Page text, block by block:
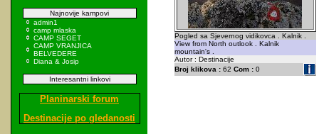
Najnovije kampovi
admin1
camp mlaska
CAMP SEGET
CAMP VRANJICA
BELVEDERE
Diana & Josip
Interesantni linkovi
Planinarski forum
Destinacije po gledanosti
Pogled sa Sjevernog vidikovca . Kalnik .
View from North outlook . Kalnik
mountain's .
Autor : Destinacije
Broj klikova :62 Com :0